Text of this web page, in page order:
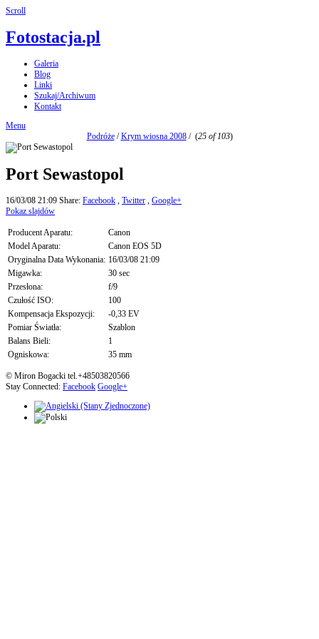
Scroll
Fotostacja.pl
Galeria
Blog
Linki
Szukaj/Archiwum
Kontakt
Menu
Podróże/Krym wiosna 2008/ (25 of 103)
Port Sewastopol
16/03/08 21:09 Share: Facebook , Twitter , Google+
Pokaz slajdów
Producent Aparatu:
Canon
Model Aparatu:
Canon EOS 5D
Oryginalna Data Wykonania: 16/03/08 21:09
Migawka:
30 sec
Przesłona:
f/9
Czułość ISO:
100
Kompensacja Ekspozycji:
-0,33 EV
Pomiar Światła:
Szablon
Balans Bieli:
1
Ogniskowa:
35 mm
© Miron Bogacki tel.+48503820566
Stay Connected: Facebook Google+